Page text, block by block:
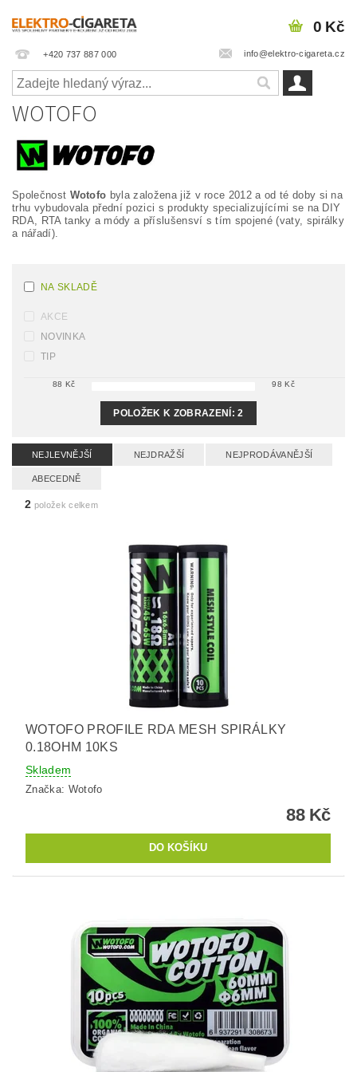
+420 737 887 000 info@elektro-cigareta.cz
0 Kč
WOTOFO
Společnost Wotofo byla založena již v roce 2012 a od té doby si na
trhu vybudovala přední pozici s produkty specializujícími se na DIY
RDA, RTA tanky a módy a příslušensví s tím spojené (vaty, spirálky
a nářadí).
NA SKLADĚ
AKCE
NOVINKA
TIP
88 Kč 98 Kč
POLOŽEK K ZOBRAZENÍ:2
NEJLEVNĚJŠÍ NEJDRAŽŠÍ NEJPRODÁVANĚJŠÍ
ABECEDNĚ
2 položek celkem
WOTOFO PROFILE RDA MESH SPIRÁLKY
0.18OHM 10KS
Skladem
Značka: Wotofo
88 Kč